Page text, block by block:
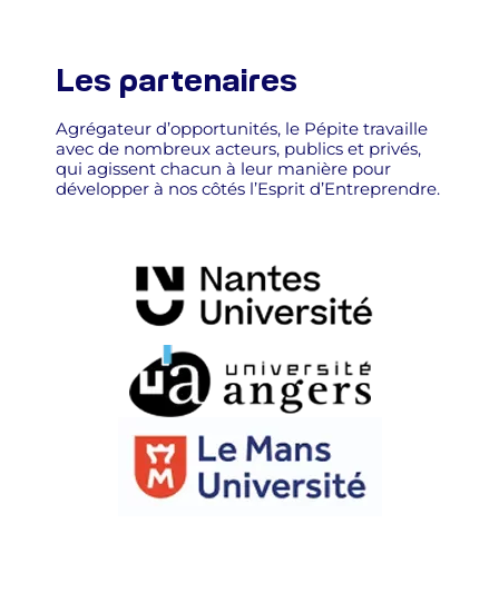
Les partenaires
Agrégateur d’opportunités, le Pépite travaille
avec de nombreux acteurs, publics et privés,
qui agissent chacun à leur manière pour
développer à nos côtés l’Esprit d’Entreprendre.